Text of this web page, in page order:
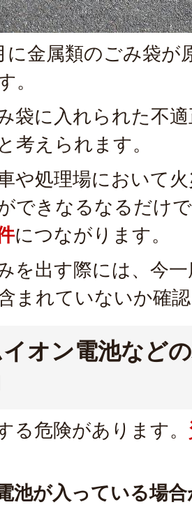
に金属類のごみ袋が
。
袋に入れられた不
考えられます。
や処理場において
できなるなるだけ
につながります。
を出す際には、今
まれていないか確
オン電池など
る危険があります。
池が入っている場